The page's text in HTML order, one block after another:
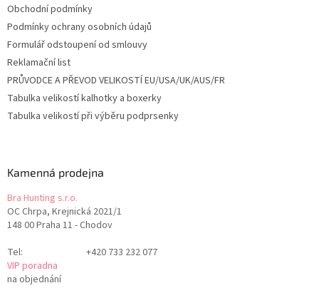
Obchodní podmínky
Podmínky ochrany osobních údajů
Formulář odstoupení od smlouvy
Reklamační list
PRŮVODCE A PŘEVOD VELIKOSTÍ EU/USA/UK/AUS/FR
Tabulka velikostí kalhotky a boxerky
Tabulka velikostí při výběru podprsenky
Kamenná prodejna
Bra Hunting s.r.o.
OC Chrpa, Krejnická 2021/1
148 00 Praha 11 - Chodov
Tel:
+420 733 232 077
VIP poradna
na objednání